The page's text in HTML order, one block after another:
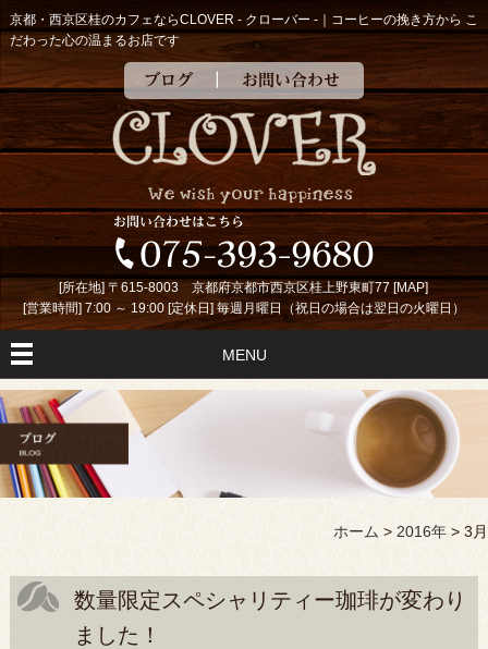
京都・西京区桂のカフェならCLOVER - クローバー -｜コーヒーの挽き方から こ
だわった心の温まるお店です
ブログ お問い合わせ
[所在地] 〒615-8003 京都府京都市西京区桂上野東町77 [MAP]
[営業時間] 7:00 ～ 19:00 [定休日] 毎週月曜日（祝日の場合は翌日の火曜日）
MENU
ホーム > 2016年 > 3月
数量限定スペシャリティー珈琲が変わり
ました！